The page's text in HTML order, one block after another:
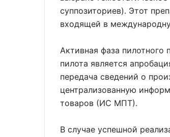
суппозиториев). Этот
входящей в
Активная фаза пилотного
пилота является
передача сведений о
централизованную
товаров (ИС МПТ).
В случае успешной